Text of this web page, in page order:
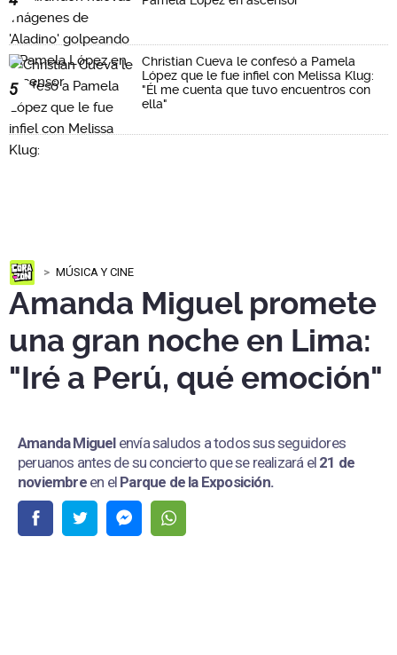
5
Christian Cueva le confesó a Pamela
López que le fue infiel con Melissa Klug:
"Él me cuenta que tuvo encuentros con
ella"
MÚSICA Y CINE
Amanda Miguel promete
una gran noche en Lima:
"Iré a Perú, qué emoción"
Amanda Miguel envía saludos a todos sus seguidores
peruanos antes de su concierto que se realizará el 21 de
noviembre en el Parque de la Exposición.